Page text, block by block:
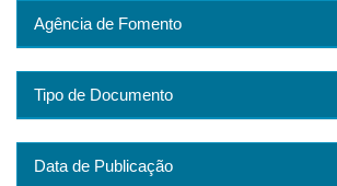
Agência de Fomento
Tipo de Documento
Data de Publicação